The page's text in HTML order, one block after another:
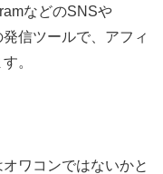
などのSNSや
信ツールで、アフィ
。
ワコンではないかと